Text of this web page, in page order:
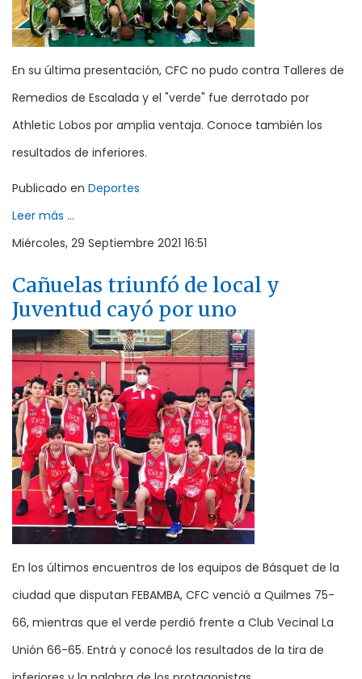
En su última presentación, CFC no pudo contra Talleres de
Remedios de Escalada y el "verde" fue derrotado por
Athletic Lobos por amplia ventaja. Conoce también los
resultados de inferiores.
Publicado en Deportes
Leer más ...
Miércoles, 29 Septiembre 2021 16:51
Cañuelas triunfó de local y
Juventud cayó por uno
En los últimos encuentros de los equipos de Básquet de la
ciudad que disputan FEBAMBA, CFC venció a Quilmes 75-
66, mientras que el verde perdió frente a Club Vecinal La
Unión 66-65. Entrá y conocé los resultados de la tira de